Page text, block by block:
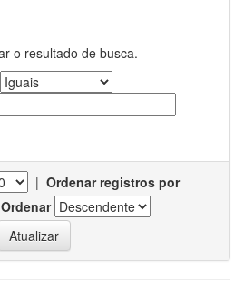
o resultado de busca.
| Ordenar registros por
Ordenar